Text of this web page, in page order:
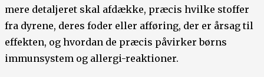
mere detaljeret skal afdække, præcis hvilke stoffer
fra dyrene, deres foder eller afføring, der er årsag til
effekten, og hvordan de præcis påvirker børns
immunsystem og allergi-reaktioner.